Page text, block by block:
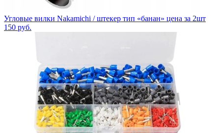
Угловые вилки Nakamichi / штекер тип «банан» цена за 2шт
150 руб.